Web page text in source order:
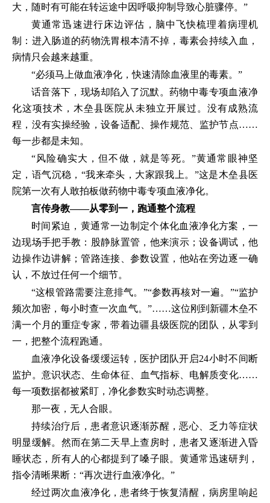
大，随时有可能在转运途中因呼吸抑制导致心脏骤停。”
黄通常迅速进行床边评估，脑中飞快梳理着病理机
制：进入肠道的药物洗胃根本清不掉，毒素会持续入血，
病情只会越来越重。
“必须马上做血液净化，快速清除血液里的毒素。”
话音落下，现场却陷入了沉默。药物中毒专项血液净
化这项技术，木垒县医院从未独立开展过。没有成熟流
程，没有实操经验，设备适配、操作规范、监护节点……
每一步都是未知。
“风险确实大，但不做，就是等死。”黄通常眼神坚
定，语气沉稳，“我来牵头，大家跟我上。”这是木垒县医
院第一次有人敢拍板做药物中毒专项血液净化。
言传身教——从零到一，跑通整个流程
时间紧迫，黄通常一边制定个体化血液净化方案，一
边现场手把手教：股静脉置管，他来演示；设备调试，他
边操作边讲解；管路连接、参数设置，他站在旁边逐一确
认，不放过任何一个细节。
“这根管路需要注意排气。”“参数再核对一遍。”“监护
频次加密，每小时查一次血气。”……这位刚到新疆木垒不
满一个月的重症专家，带着边疆县级医院的团队，从零到
一，把整个流程跑通。
血液净化设备缓缓运转，医护团队开启24小时不间断
监护。意识状态、生命体征、血气指标、电解质变化……
每一项数据都被紧盯，净化参数实时动态调整。
那一夜，无人合眼。
持续治疗后，患者意识逐渐苏醒，恶心、乏力等症状
明显缓解。然而在第二天早上查房时，患者又逐渐进入昏
睡状态，所有人的心都提到了嗓子眼。黄通常迅速研判，
指令清晰果断：“再次进行血液净化。”
经过两次血液净化，患者终于恢复清醒，病房里响起